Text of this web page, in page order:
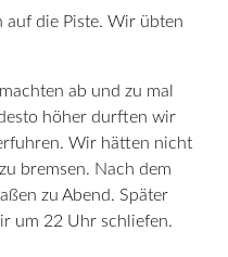
die Piste. Wir übten
ab und zu mal
höher durften wir
Wir hätten nicht
bremsen. Nach dem
zu Abend. Später
um 22 Uhr schliefen.